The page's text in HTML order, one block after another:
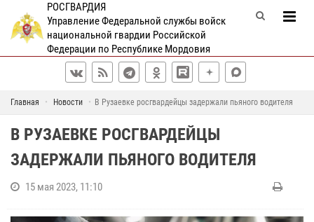
РОСГВАРДИЯ
Управление Федеральной службы войск
национальной гвардии Российской
Федерации по Республике Мордовия
Главная Новости В Рузаевке росгвардейцы задержали пьяного водителя
В РУЗАЕВКЕ РОСГВАРДЕЙЦЫ
ЗАДЕРЖАЛИ ПЬЯНОГО ВОДИТЕЛЯ
15 мая 2023, 11:10